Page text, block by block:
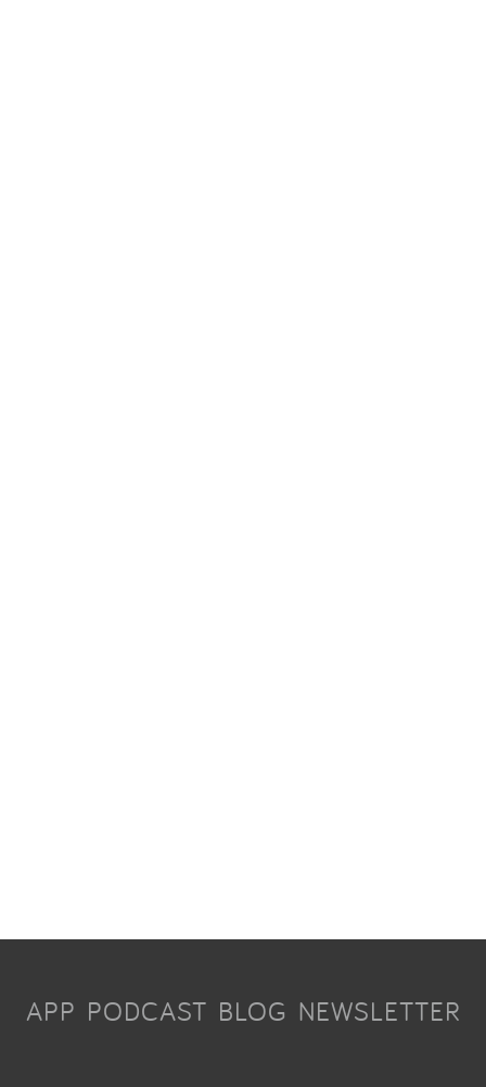
APP PODCAST BLOG NEWSLETTER